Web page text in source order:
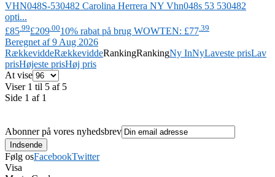
VHN048S-530482 Carolina Herrera NY Vhn048s 53 530482
opti...
£85 .99£209 .0010% rabat på brug WOWTEN: £77 .39
Beregnet af 9 Aug 2026
RækkeviddeRækkeviddeRankingRankingNy InNyLaveste prisLav
prisHøjeste prisHøj pris
At vise
Viser 1 til 5 af 5
Side 1 af 1
Abonner på vores nyhedsbrev
Følg osFacebookTwitter
Visa